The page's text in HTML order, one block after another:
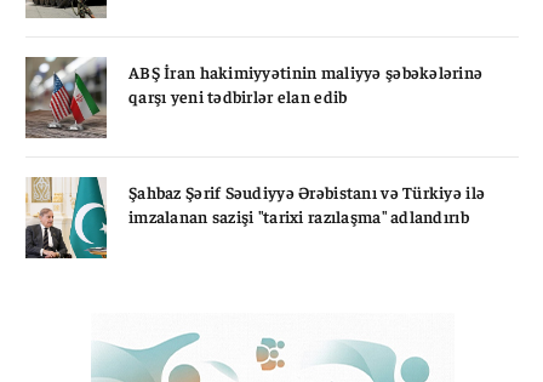
ABŞ İran hakimiyyətinin maliyyə şəbəkələrinə
qarşı yeni tədbirlər elan edib
Şahbaz Şərif Səudiyyə Ərəbistanı və Türkiyə ilə
imzalanan sazişi "tarixi razılaşma" adlandırıb